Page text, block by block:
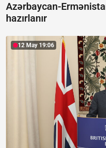
Azərbaycan-
hazırlanır
12 May 19:06